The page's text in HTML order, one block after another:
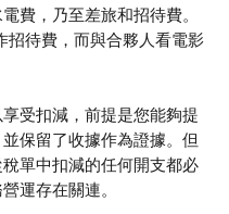
費，乃至差旅和招待費。
招待費，而與合夥人看電影
受扣減，前提是您能夠提
保留了收據作為證據。但
單中扣減的任何開支都必
運存在關連。